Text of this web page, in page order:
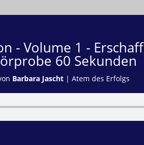
- Volume 1 -
60 Sekunden
Barbara Jascht| Atem des Erfolgs